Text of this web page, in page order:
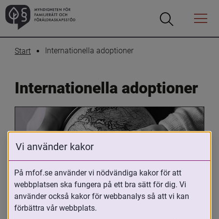
Öppna
Öppna
Menyn
Start Internationella adoptioner
Internationella adoptioner
Oavsett om du är adopterad,
adoptivförälder eller arbetar med
Vi använder kakor
På mfof.se använder vi nödvändiga kakor för att
webbplatsen ska fungera på ett bra sätt för dig. Vi
använder också kakor för webbanalys så att vi kan
förbättra vår webbplats.